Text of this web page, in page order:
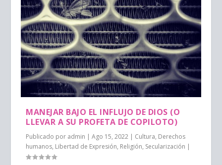
MANEJAR BAJO EL INFLUJO DE DIOS (O
LLEVAR A SU PROFETA DE COPILOTO)
Publicado por admin |Ago 15, 2022 | Cultura, Derechos
humanos, Libertad de Expresión, Religión, Secularización |